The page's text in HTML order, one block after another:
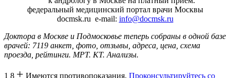
федеральный медицинский портал врачи Москвы
docmsk.ru e-mail: info@docmsk.ru
Доктора в Москве и Подмосковье теперь собраны в одной базе
врачей: 7119 анкет, фото, отзывы, адреса, цена, схема
проезда, рейтинги. МРТ. КТ. Анализы.
1 8 + Имеются противопоказания. Проконсультируйтесь со